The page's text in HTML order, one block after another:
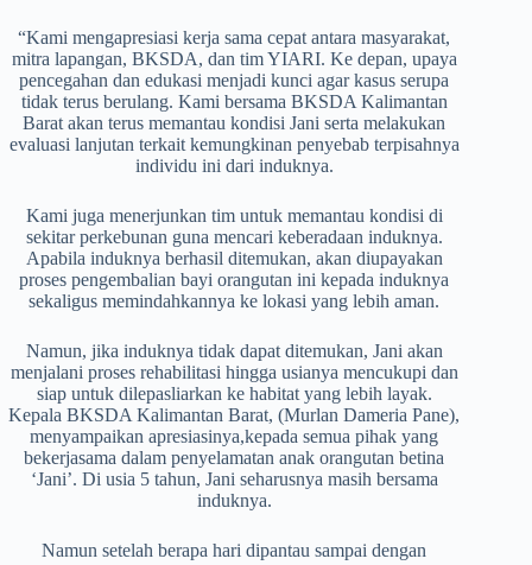
“Kami mengapresiasi kerja sama cepat antara masyarakat,
mitra lapangan, BKSDA, dan tim YIARI. Ke depan, upaya
pencegahan dan edukasi menjadi kunci agar kasus serupa
tidak terus berulang. Kami bersama BKSDA Kalimantan
Barat akan terus memantau kondisi Jani serta melakukan
evaluasi lanjutan terkait kemungkinan penyebab terpisahnya
individu ini dari induknya.
Kami juga menerjunkan tim untuk memantau kondisi di
sekitar perkebunan guna mencari keberadaan induknya.
Apabila induknya berhasil ditemukan, akan diupayakan
proses pengembalian bayi orangutan ini kepada induknya
sekaligus memindahkannya ke lokasi yang lebih aman.
Namun, jika induknya tidak dapat ditemukan, Jani akan
menjalani proses rehabilitasi hingga usianya mencukupi dan
siap untuk dilepasliarkan ke habitat yang lebih layak.
Kepala BKSDA Kalimantan Barat, (Murlan Dameria Pane),
menyampaikan apresiasinya,kepada semua pihak yang
bekerjasama dalam penyelamatan anak orangutan betina
‘Jani’. Di usia 5 tahun, Jani seharusnya masih bersama
induknya.
Namun setelah berapa hari dipantau sampai dengan